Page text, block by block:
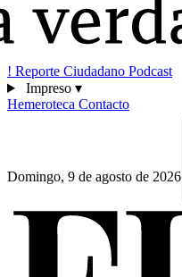
! Reporte Ciudadano Podcast
Impreso ▾
Hemeroteca Contacto
Domingo, 9 de agosto de 2026